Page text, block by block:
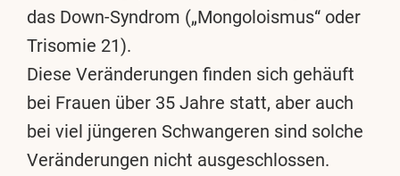
das Down-Syndrom („Mongoloismus“ oder
Trisomie 21).
Diese Veränderungen finden sich gehäuft
bei Frauen über 35 Jahre statt, aber auch
bei viel jüngeren Schwangeren sind solche
Veränderungen nicht ausgeschlossen.